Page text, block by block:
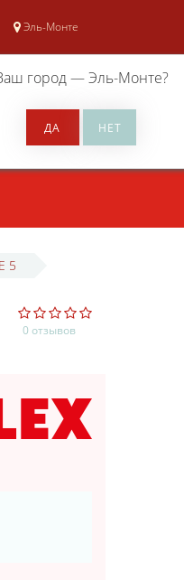
Эль-Монте
город —Эль-Монте?
0
5
0 отзывов